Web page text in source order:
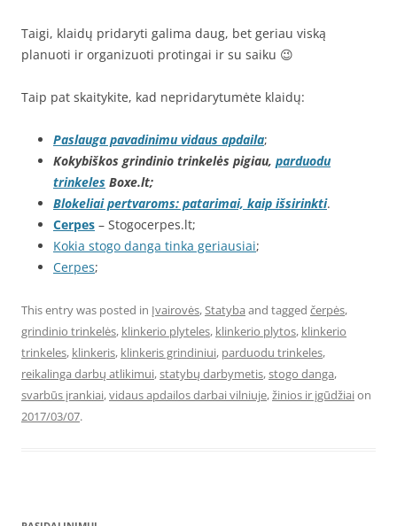
Taigi, klaidų pridaryti galima daug, bet geriau viską
planuoti ir organizuoti protingai ir su saiku 😉
Taip pat skaitykite, kad nepridarytumėte klaidų:
Paslauga pavadinimu vidaus apdaila;
Kokybiškos grindinio trinkelės pigiau, parduodu
trinkeles Boxe.lt;
Blokeliai pertvaroms: patarimai, kaip išsirinkti.
Cerpes – Stogocerpes.lt;
Kokia stogo danga tinka geriausiai;
Cerpes;
This entry was posted in Įvairovės,Statyba and tagged čerpės,
grindinio trinkelės, klinkerio plyteles, klinkerio plytos, klinkerio
trinkeles, klinkeris, klinkeris grindiniui, parduodu trinkeles,
reikalinga darbų atlikimui,statybų darbymetis,stogo danga,
svarbūs įrankiai,vidaus apdailos darbai vilniuje,žinios ir įgūdžiaion
2017/03/07.